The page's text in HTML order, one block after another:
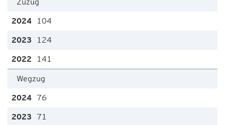
104
124
141
Wegzug
76
71